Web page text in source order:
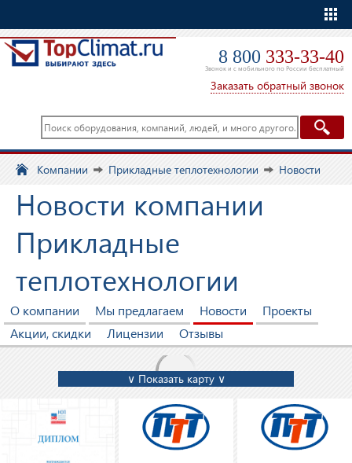
8 800 333-33-40
Звонок и с мобильного по России бесплатный
Заказать обратный звонок
Компании Прикладные теплотехнологии Новости
Новости компании
Прикладные
теплотехнологии
О компании Мы предлагаем Новости
Проекты
Акции, скидки
Лицензии Отзывы
∨ Показать карту ∨